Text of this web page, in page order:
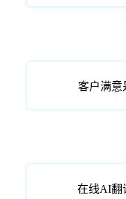
客户满意
在线AI翻